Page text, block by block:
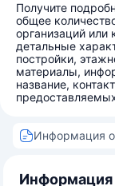
Получите
общее
организаций
детальные
постройки,
материалы,
название,
Информация
Информация